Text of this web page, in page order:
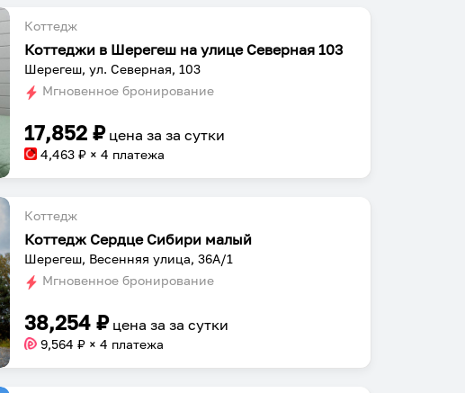
Коттедж
Коттеджи в Шерегеш на улице Северная 103
Шерегеш, ул. Северная, 103
Мгновенное бронирование
17,852 ₽ цена заза сутки
4,463 ₽ × 4 платежа
Коттедж
Коттедж Сердце Сибири малый
Шерегеш, Весенняя улица, 36А/1
Мгновенное бронирование
38,254 ₽ цена заза сутки
9,564 ₽ × 4 платежа